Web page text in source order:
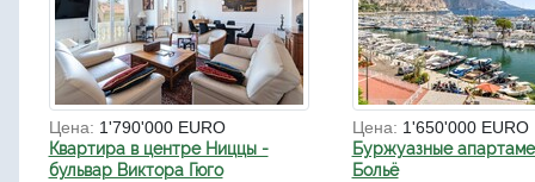
Цена: 1'790'000 EURO
Квартира в центре Ниццы -
бульвар Виктора Гюго
Цена: 1'650'000 EURO
Буржуазные
Больё